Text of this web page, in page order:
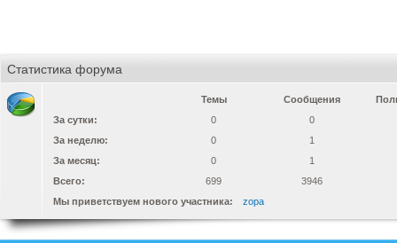
Статистика форума
Темы Сообщения
За сутки:
0
0
За неделю:
0
1
За месяц:
0
1
Всего:
699
3946
Мы приветствуем нового участника:
zopa